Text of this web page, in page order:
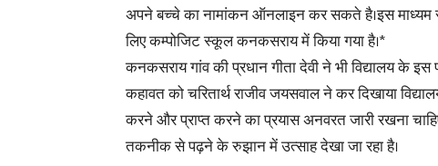
अपने बच्चे का नामांकन ऑनलाइन कर सकते है।इस माध्यम
लिए कम्पोजिट स्कूल कनकसराय में किया गया है।*
कनकसराय गांव की प्रधान गीता देवी ने भी विद्यालय के इस
कहावत को चरितार्थ राजीव जयसवाल ने कर दिखाया
करने और प्राप्त करने का प्रयास अनवरत जारी रखना
तकनीक से पढ़ने के रुझान में उत्साह देखा जा रहा है।